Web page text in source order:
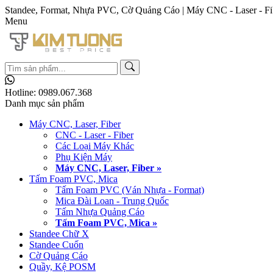
Standee, Format, Nhựa PVC, Cờ Quảng Cáo | Máy CNC - Laser -
Menu
Hotline: 0989.067.368
Danh mục sản phẩm
Máy CNC, Laser, Fiber
CNC - Laser - Fiber
Các Loại Máy Khác
Phụ Kiện Máy
Máy CNC, Laser, Fiber »
Tấm Foam PVC, Mica
Tấm Foam PVC (Ván Nhựa - Format)
Mica Đài Loan - Trung Quốc
Tấm Nhựa Quảng Cáo
Tấm Foam PVC, Mica »
Standee Chữ X
Standee Cuốn
Cờ Quảng Cáo
Quầy, Kệ POSM